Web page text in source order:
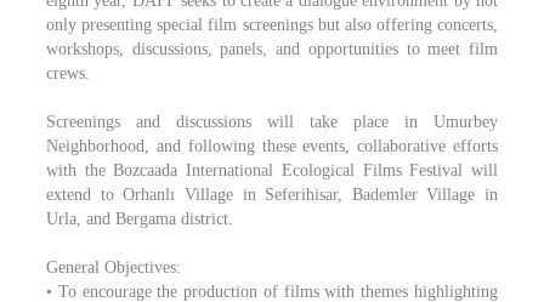
only presenting special film screenings but also offering concerts,
workshops, discussions, panels, and opportunities to meet film
crews.
Screenings and discussions will take place in Umurbey
Neighborhood, and following these events, collaborative efforts
with the Bozcaada International Ecological Films Festival will
extend to Orhanlı Village in Seferihisar, Bademler Village in
Urla, and Bergama district.
General Objectives:
• To encourage the production of films with themes highlighting